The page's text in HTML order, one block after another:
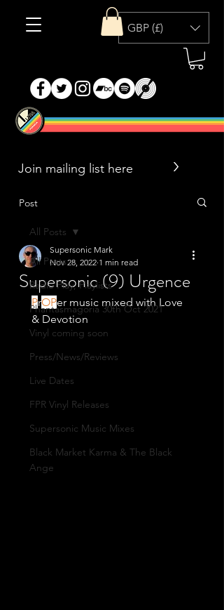
GBP (£)
>
Post
All Posts
Radio Play, Playlists
Phantasmagoria 30th Oct 2021
Vinyl coming soon
Press/News/Reviews
Live Dates
FPR Vinyl Releases
Supersonic Music Mixes
Black Market Karma & The Black
Ange
All Posts
Supersonic (9) Urgence
Supersonic Mark
Nov 28, 2022 1 min read
PrOPer music mixed with Love
& Devotion